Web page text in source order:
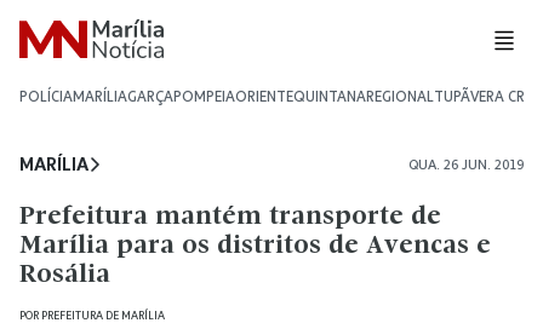
POLÍCIAMARÍLIAGARÇAPOMPEIAORIENTEQUINTANAREGIONALTUPÃVERA CRUZ
MARÍLIA QUA. 26 JUN. 2019
Prefeitura mantém transporte de
Marília para os distritos de Avencas e
Rosália
POR PREFEITURA DE MARÍLIA